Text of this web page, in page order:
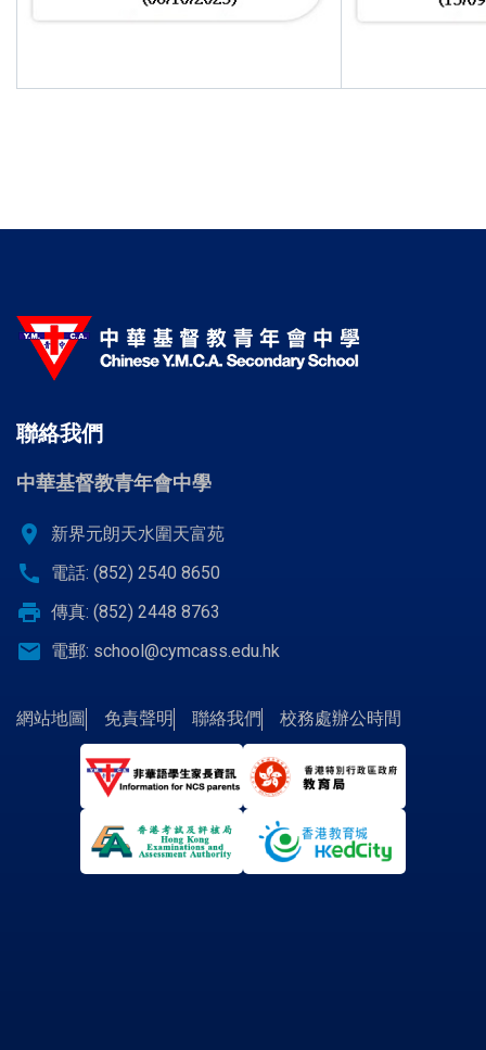
聯絡我們
中華基督教青年會中學
location_on 新界元朗天水圍天富苑
call 電話: (852) 2540 8650
print 傳真: (852) 2448 8763
email 電郵: school@cymcass.edu.hk
網站地圖 免責聲明 聯絡我們 校務處辦公時間